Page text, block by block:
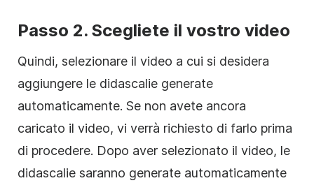
Passo 2. Scegliete il vostro video
Quindi, selezionare il video a cui si desidera
aggiungere le didascalie generate
automaticamente. Se non avete ancora
caricato il video, vi verrà richiesto di farlo prima
di procedere. Dopo aver selezionato il video, le
didascalie saranno generate automaticamente